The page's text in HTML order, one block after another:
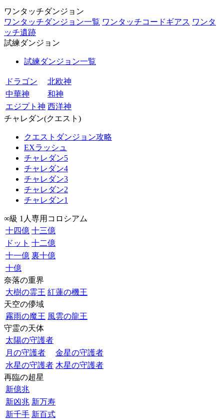
ワンタッチダンジョン
ワンタッチダンジョン一覧 ワンタッチコードギアス ワンタ
ッチ遺跡
試練ダンジョン
試練ダンジョン一覧
ドラゴン
北欧神
中華神
和神
エジプト神 西洋神
チャレダン(クエスト)
クエストダンジョン攻略
EXラッシュ
チャレダン5
チャレダン4
チャレダン3
チャレダン2
チャレダン1
∞級 1人専用コロシアム
十四億 十三億
ドット 十二億
十一億 裏十億
十億
奈落の重界
大樹の霊王 紅蓮の機王
天空の儚域
霧雨の魔王 風雲の龍王
守霊の天体
太陽の守護者
月の守護者
金星の守護者
水星の守護者 木星の守護者
再臨の超星
新億兆
新凶兆 新万寿
新千手 新百式